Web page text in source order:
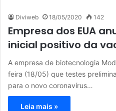
Diviweb 18/05/2020 142
Empresa dos EUA
inicial positivo da
A empresa de biotecnologia
feira (18/05) que testes
para o novo coronavírus…
Leia mais »